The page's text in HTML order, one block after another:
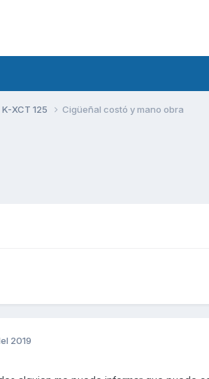
K-XCT 125 Cigüeñal costó y mano obra
2019